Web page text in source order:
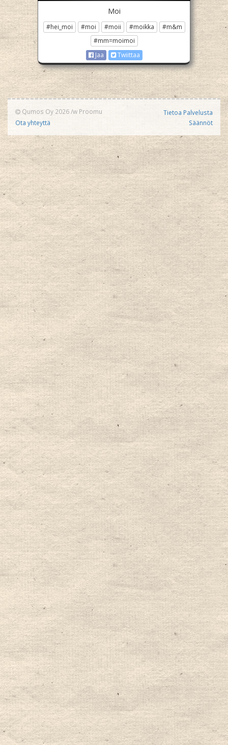
Moi
#hei_moi #moi #moii #moikka
#m&m
#mm=moimoi
Jaa
Twiittaa
Qumos Oy 2026/w Proomu
Ota yhteyttä
Tietoa Palvelusta
Säännöt